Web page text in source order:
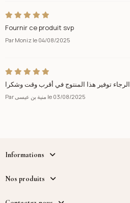
Fournir ce produit svp
Par Monizle 04/08/2025
الرجاء توفير هذا المنتوج في أقرب وقت وشكرا
Par le 03/08/2025
Informations
Nos produits